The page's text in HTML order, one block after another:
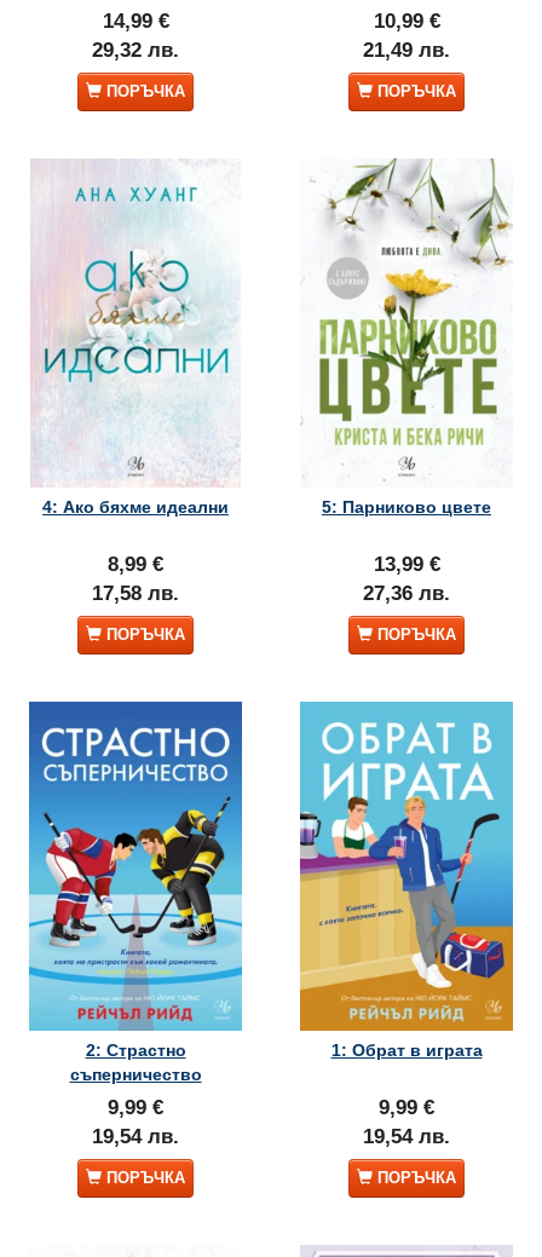
14,99 €
29,32 лв.
ПОРЪЧКА
10,99 €
21,49 лв.
ПОРЪЧКА
4: Ако бяхме идеални
8,99 €
17,58 лв.
ПОРЪЧКА
5: Парниково цвете
13,99 €
27,36 лв.
ПОРЪЧКА
2: Страстно
съперничество
9,99 €
19,54 лв.
ПОРЪЧКА
1: Обрат в играта
9,99 €
19,54 лв.
ПОРЪЧКА